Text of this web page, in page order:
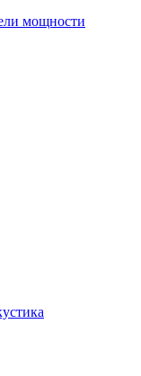
мощности